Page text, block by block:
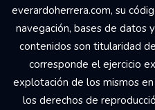
everardoherrera.com, su
navegación, bases de datos
contenidos son titularidad
corresponde el ejercicio
explotación de los mismos
los derechos de